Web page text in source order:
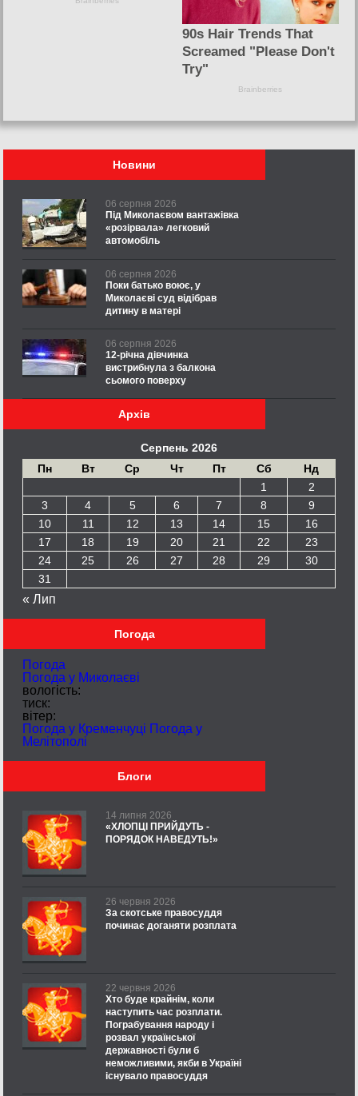
Новини
06 серпня 2026
Під Миколаєвом вантажівка
«розірвала» легковий
автомобіль
06 серпня 2026
Поки батько воює, у
Миколаєві суд відібрав
дитину в матері
06 серпня 2026
12-річна дівчинка
вистрибнула з балкона
сьомого поверху
Архів
Серпень 2026
Пн
Вт Ср Чт Пт Сб
Нд
1
2
3
4 5 6 7 8
9
10
11 12 13 14 15
16
17
18 19 20 21 22
23
24
25 26 27 28 29
30
31
« Лип
Погода
Погода
Погода у Миколаєві
вологість:
тиск:
вітер:
Погода у Кременчуці Погода у
Мелітополі
Блоги
14 липня 2026
«ХЛОПЦІ ПРИЙДУТЬ -
ПОРЯДОК НАВЕДУТЬ!»
26 червня 2026
За скотське правосуддя
починає доганяти розплата
22 червня 2026
Хто буде крайнім, коли
наступить час розплати.
Пограбування народу і
розвал української
державності були б
неможливими, якби в Україні
існувало правосуддя